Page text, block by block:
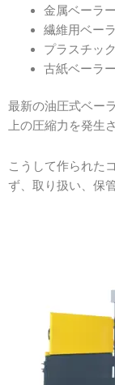
金属ベーラー
繊維用ベー
プラスチッ
古紙ベーラー
最新の油圧式ベー
上の圧縮力を発生
こうして作られた
ず、取り扱い、保